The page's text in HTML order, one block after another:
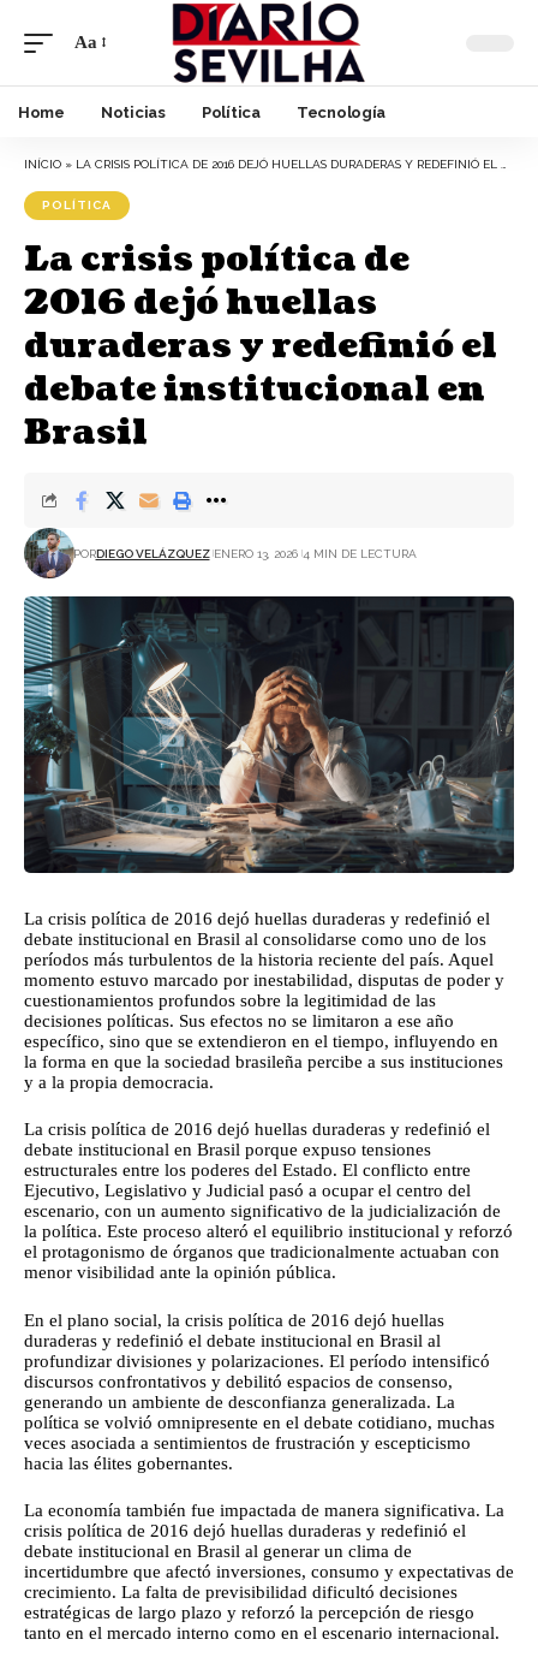
Aa
Home Noticias Política Tecnología
INÍCIO » LA CRISIS POLÍTICA DE 2016 DEJÓ HUELLAS DURADERAS Y REDEFINIÓ EL DEBATE INSTITUCIONAL EN BRASIL
POLÍTICA
La crisis política de
2016 dejó huellas
duraderas y redefinió el
debate institucional en
Brasil
PORDIEGO VELÁZQUEZ ENERO 13, 2026 4 MIN DE LECTURA
La crisis política de 2016 dejó huellas duraderas y redefinió el
debate institucional en Brasil al consolidarse como uno de los
períodos más turbulentos de la historia reciente del país. Aquel
momento estuvo marcado por inestabilidad, disputas de poder y
cuestionamientos profundos sobre la legitimidad de las
decisiones políticas. Sus efectos no se limitaron a ese año
específico, sino que se extendieron en el tiempo, influyendo en
la forma en que la sociedad brasileña percibe a sus instituciones
y a la propia democracia.
La crisis política de 2016 dejó huellas duraderas y redefinió el
debate institucional en Brasil porque expuso tensiones
estructurales entre los poderes del Estado. El conflicto entre
Ejecutivo, Legislativo y Judicial pasó a ocupar el centro del
escenario, con un aumento significativo de la judicialización de
la política. Este proceso alteró el equilibrio institucional y reforzó
el protagonismo de órganos que tradicionalmente actuaban con
menor visibilidad ante la opinión pública.
En el plano social, la crisis política de 2016 dejó huellas
duraderas y redefinió el debate institucional en Brasil al
profundizar divisiones y polarizaciones. El período intensificó
discursos confrontativos y debilitó espacios de consenso,
generando un ambiente de desconfianza generalizada. La
política se volvió omnipresente en el debate cotidiano, muchas
veces asociada a sentimientos de frustración y escepticismo
hacia las élites gobernantes.
La economía también fue impactada de manera significativa. La
crisis política de 2016 dejó huellas duraderas y redefinió el
debate institucional en Brasil al generar un clima de
incertidumbre que afectó inversiones, consumo y expectativas de
crecimiento. La falta de previsibilidad dificultó decisiones
estratégicas de largo plazo y reforzó la percepción de riesgo
tanto en el mercado interno como en el escenario internacional.